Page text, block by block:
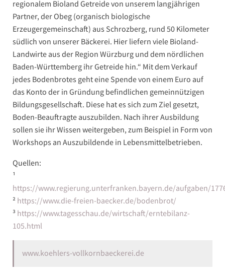
regionalem Bioland Getreide von unserem langjährigen
Partner, der Obeg (organisch biologische
Erzeugergemeinschaft) aus Schrozberg, rund 50 Kilometer
südlich von unserer Bäckerei. Hier liefern viele Bioland-
Landwirte aus der Region Würzburg und dem nördlichen
Baden-Württemberg ihr Getreide hin.“ Mit dem Verkauf
jedes Bodenbrotes geht eine Spende von einem Euro auf
das Konto der in Gründung befindlichen gemeinnützigen
Bildungsgesellschaft. Diese hat es sich zum Ziel gesetzt,
Boden-Beauftragte auszubilden. Nach ihrer Ausbildung
sollen sie ihr Wissen weitergeben, zum Beispiel in Form von
Workshops an Auszubildende in Lebensmittelbetrieben.
Quellen:
¹
https://www.regierung.unterfranken.bayern.de/aufgaben/
² https://www.die-freien-baecker.de/bodenbrot/
³ https://www.tagesschau.de/wirtschaft/erntebilanz-
105.html
www.koehlers-vollkornbaeckerei.de